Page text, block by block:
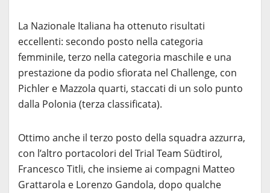
La Nazionale Italiana ha ottenuto risultati
eccellenti: secondo posto nella categoria
femminile, terzo nella categoria maschile e una
prestazione da podio sfiorata nel Challenge, con
Pichler e Mazzola quarti, staccati di un solo punto
dalla Polonia (terza classificata).
Ottimo anche il terzo posto della squadra azzurra,
con l’altro portacolori del Trial Team Südtirol,
Francesco Titli, che insieme ai compagni Matteo
Grattarola e Lorenzo Gandola, dopo qualche